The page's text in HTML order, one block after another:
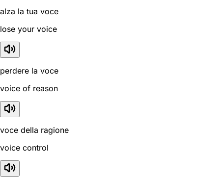
alza la tua voce
lose your voice
perdere la voce
voice of reason
voce della ragione
voice control